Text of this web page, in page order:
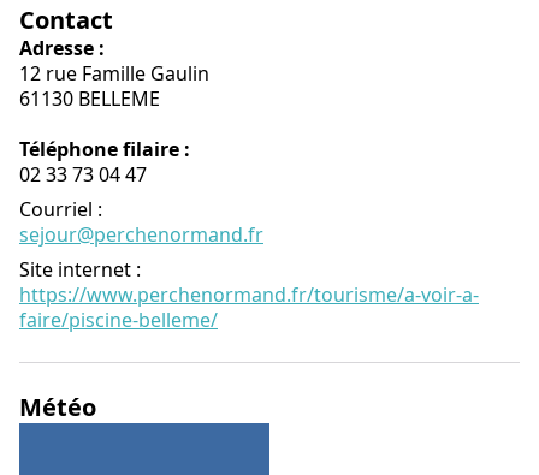
Contact
Adresse :
12 rue Famille Gaulin
61130 BELLEME
Téléphone filaire :
02 33 73 04 47
Courriel :
sejour@perchenormand.fr
Site internet :
https://www.perchenormand.fr/tourisme/a-voir-a-
faire/piscine-belleme/
Météo